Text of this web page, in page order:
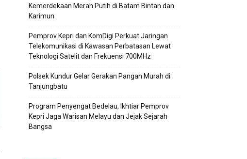
Kemerdekaan Merah Putih di Batam Bintan dan
Karimun
Pemprov Kepri dan KomDigi Perkuat Jaringan
Telekomunikasi di Kawasan Perbatasan Lewat
Teknologi Satelit dan Frekuensi 700MHz
Polsek Kundur Gelar Gerakan Pangan Murah di
Tanjungbatu
Program Penyengat Bedelau, Ikhtiar Pemprov
Kepri Jaga Warisan Melayu dan Jejak Sejarah
Bangsa